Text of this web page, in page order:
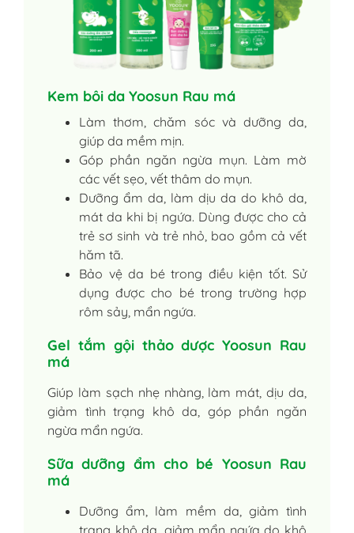
Kem bôi da Yoosun Rau má
Làm thơm, chăm sóc và dưỡng da,
giúp da mềm mịn.
Góp phần ngăn ngừa mụn. Làm mờ
các vết sẹo, vết thâm do mụn.
Dưỡng ẩm da, làm dịu da do khô da,
mát da khi bị ngứa. Dùng được cho cả
trẻ sơ sinh và trẻ nhỏ, bao gồm cả vết
hăm tã.
Bảo vệ da bé trong điều kiện tốt. Sử
dụng được cho bé trong trường hợp
rôm sảy, mẩn ngứa.
Gel tắm gội thảo dược Yoosun Rau
má
Giúp làm sạch nhẹ nhàng, làm mát, dịu da,
giảm tình trạng khô da, góp phần ngăn
ngừa mẩn ngứa.
Sữa dưỡng ẩm cho bé Yoosun Rau
má
Dưỡng ẩm, làm mềm da, giảm tình